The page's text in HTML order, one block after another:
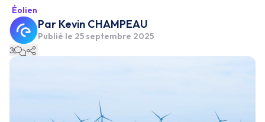
Éolien
Par Kevin CHAMPEAU
Publié le 25 septembre 2025
3